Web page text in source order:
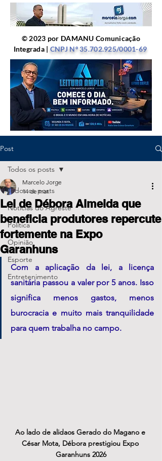
© 2023 por DAMANU Comunicação
Integrada | CNPJ Nº35.702.925/0001-69
Post
Todos os posts
Notícias do Agreste
Política
Opinião
Esporte
Entretenimento
Todos os posts
Lei de Débora Almeida que
beneficia produtores repercute
fortemente na Expo
Garanhuns
Marcelo Jorge
14 de mar.
Com a aplicação da lei, a licença
sanitária passou a valer por 5 anos. Isso
significa menos gastos, menos
burocracia e muito mais tranquilidade
para quem trabalha no campo.
Ao lado de alidaos Gerado do Magano e
César Mota, Débora prestigiou Expo
Garanhuns 2026